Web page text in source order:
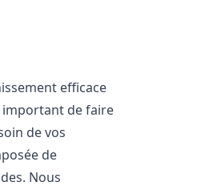
efficace
important de faire
de vos
de
Nous